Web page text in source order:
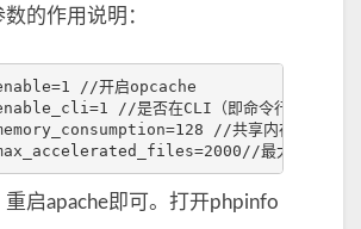
的作用说明：
=1
//开启opcache
=1
//是否在CLI（即命令行时）启用
=128
//共享内存的大下
=2000 //最大缓存文件
启apache即可。打开phpinfo